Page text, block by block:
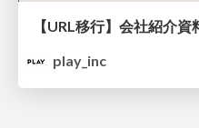
【URL移行】会社紹介
play_inc